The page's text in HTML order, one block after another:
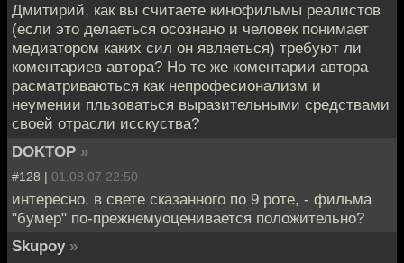
Дмитирий, как вы считаете кинофильмы реалистов
(если это делаеться осознано и человек понимает
медиатором каких сил он являеться) требуют ли
коментариев автора? Но те же коментарии автора
расматриваються как непрофесионализм и
неумении пльзоваться выразительными средствами
своей отрасли исскуства?
DOKTOP »
#128 | 01.08.07 22:50
интересно, в свете сказанного по 9 роте, - фильма
"бумер" по-прежнемуоценивается положительно?
Skupoy »